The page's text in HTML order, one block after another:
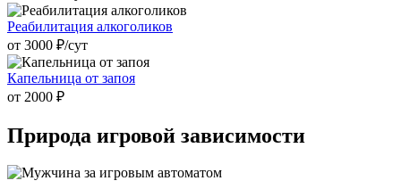
Реабилитация алкоголиков
от 3000 ₽/cут
Капельница от запоя
от 2000 ₽
Природа игровой зависимости